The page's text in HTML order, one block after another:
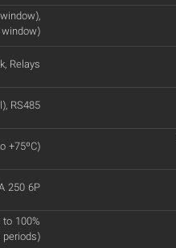
Relays
RS485
+75ºC)
250 6P
100%